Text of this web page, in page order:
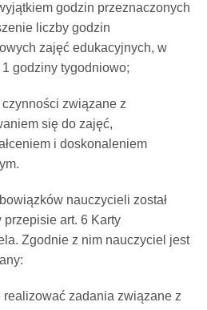
godzin przeznaczonych
liczby godzin
zajęć edukacyjnych, w
godziny tygodniowo;
związane z
się do zajęć,
i doskonaleniem
nauczycieli został
przepisie art. 6 Karty
Zgodnie z nim nauczyciel jest
realizować zadania związane z